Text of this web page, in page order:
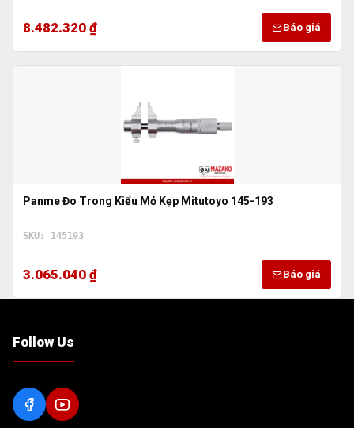
8.482.320 ₫ Báo giá
Panme Đo Trong Kiểu Mỏ Kẹp Mitutoyo 145-193
SKU: 145193
3.065.040 ₫ Báo giá
Follow Us